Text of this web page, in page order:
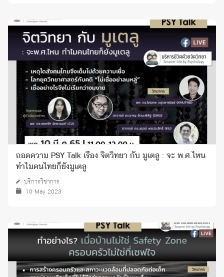
ถอดความ PSY Talk เรื่อง จิตวิทยา กับ มูเตลู : จะ พ.ศ.ไหน
ทำไมคนไทยก็ยังมูเตลู
บริการวิชาการ
10 May 2023